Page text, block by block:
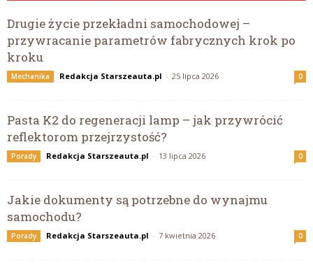
Drugie życie przekładni samochodowej –
przywracanie parametrów fabrycznych krok po
kroku
Mechanika Redakcja Starszeauta.pl - 25 lipca 2026 0
Pasta K2 do regeneracji lamp – jak przywrócić
reflektorom przejrzystość?
Porady Redakcja Starszeauta.pl - 13 lipca 2026 0
Jakie dokumenty są potrzebne do wynajmu
samochodu?
Porady Redakcja Starszeauta.pl - 7 kwietnia 2026 0